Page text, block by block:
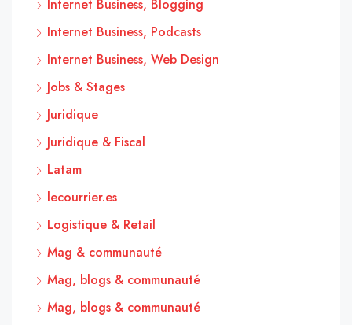
Internet Business, Blogging
Internet Business, Podcasts
Internet Business, Web Design
Jobs & Stages
Juridique
Juridique & Fiscal
Latam
lecourrier.es
Logistique & Retail
Mag & communauté
Mag, blogs & communauté
Mag, blogs & communauté